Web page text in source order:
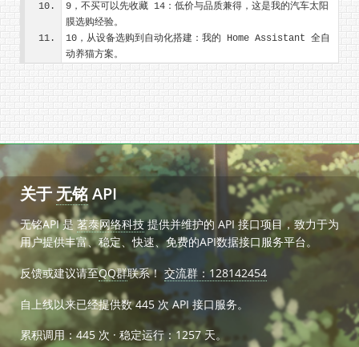
9，不买可以先收藏 14：低价与品质兼得，这是我的汽车太阳
膜选购经验。
10，从设备选购到自动化搭建：我的 Home Assistant 全自
动养猫方案。
关于 无铭API
无铭API 是茗泰网络科技提供并维护的 API 接口项目，致力于为
用户提供丰富、稳定、快速、免费的API数据接口服务平台。
反馈或建议请至QQ群联系！ 交流群：128142454
自上线以来已经提供数445 次 API 接口服务。
累积调用：445 次 · 稳定运行：1257天。